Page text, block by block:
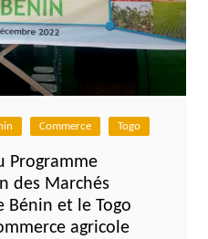
Commerce Togo
Programme
des Marchés
Bénin et le Togo
agricole